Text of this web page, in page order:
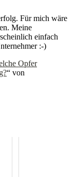
Für mich wäre
Meine
einfach
:-)
Opfer
“ von